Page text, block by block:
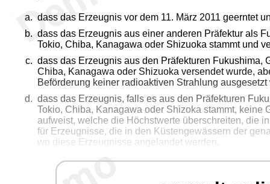
dass das Erzeugnis vor dem 11. März 2011 geerntet
dass das Erzeugnis aus einer anderen Präfektur als
Tokio, Chiba, Kanagawa oder Shizuoka stammt und
dass das Erzeugnis aus den Präfekturen Fukushima,
Chiba, Kanagawa oder Shizuoka versendet wurde,
Beförderung keiner radioaktiven Strahlung ausgesetzt
dass das Erzeugnis, falls es aus den Präfekturen
Tokio, Chiba, Kanagawa oder Shizoka stammt,
aufweist, welche die Höchstwerte überschreiten, die
für Erzeugnisse, die in den Küstengewässern der
wo diese Erzeugnisse angelandet werden.